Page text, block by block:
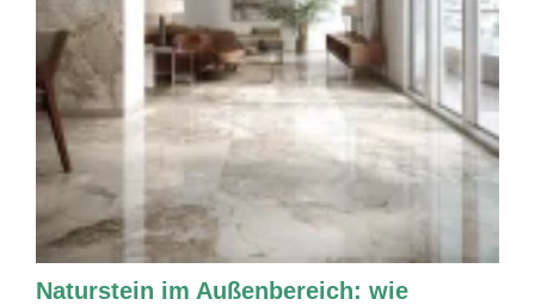
Naturstein im Außenbereich: wie